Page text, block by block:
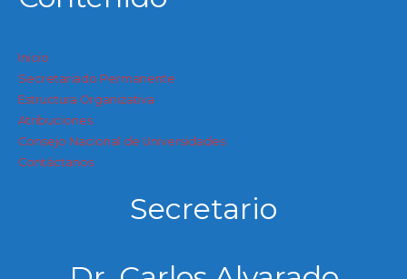
Inicio
Secretariado Permanente
Estructura Organizativa
Atribuciones
Consejo Nacional de Universidades
Contáctanos
Secretario